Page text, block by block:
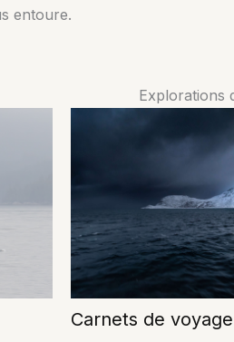
entoure.
Explorations
Carnets de